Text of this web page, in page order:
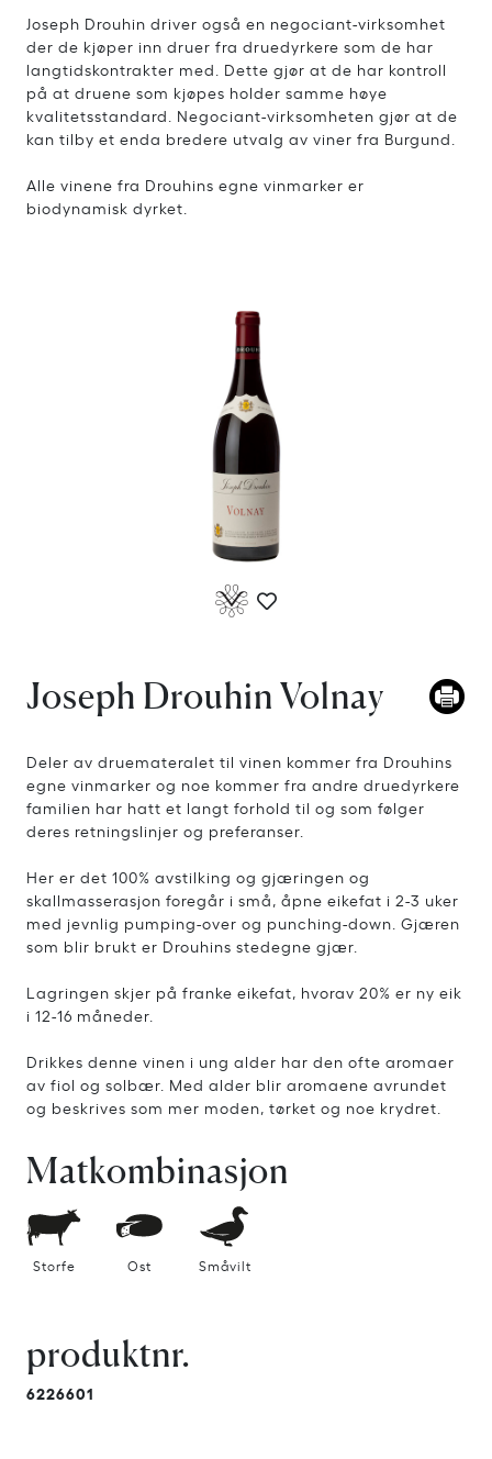
Joseph Drouhin driver også en negociant-virksomhet
der de kjøper inn druer fra druedyrkere som de har
langtidskontrakter med. Dette gjør at de har kontroll
på at druene som kjøpes holder samme høye
kvalitetsstandard. Negociant-virksomheten gjør at de
kan tilby et enda bredere utvalg av viner fra Burgund.
Alle vinene fra Drouhins egne vinmarker er
biodynamisk dyrket.
Joseph Drouhin Volnay
Deler av druemateralet til vinen kommer fra Drouhins
egne vinmarker og noe kommer fra andre druedyrkere
familien har hatt et langt forhold til og som følger
deres retningslinjer og preferanser.
Her er det 100% avstilking og gjæringen og
skallmasserasjon foregår i små, åpne eikefat i 2-3 uker
med jevnlig pumping-over og punching-down. Gjæren
som blir brukt er Drouhins stedegne gjær.
Lagringen skjer på franke eikefat, hvorav 20% er ny eik
i 12-16 måneder.
Drikkes denne vinen i ung alder har den ofte aromaer
av fiol og solbær. Med alder blir aromaene avrundet
og beskrives som mer moden, tørket og noe krydret.
Matkombinasjon
Storfe Ost Småvilt
produktnr.
6226601